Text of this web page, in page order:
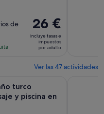
de
El
precio
es
de
por
26 €
incluye tasas e
impuestos
por adulto
Ver las 47 actividades
turco
y piscina en